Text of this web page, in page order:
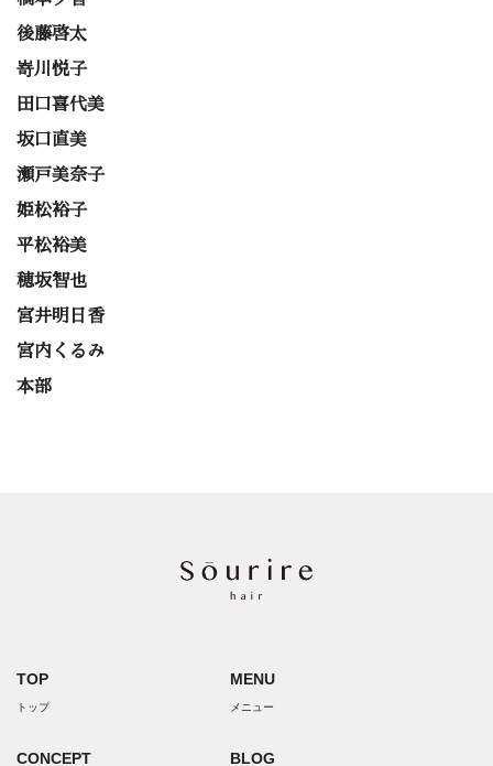
後藤啓太
嵜川悦子
田口喜代美
坂口直美
瀬戸美奈子
姫松裕子
平松裕美
穂坂智也
宮井明日香
宮内くるみ
本部
TOP
トップ
CONCEPT
MENU
メニュー
BLOG